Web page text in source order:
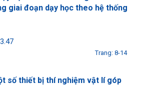
giai đoạn dạy học theo hệ thống
Trang: 8-14
số thiết bị thí nghiệm vật lí góp